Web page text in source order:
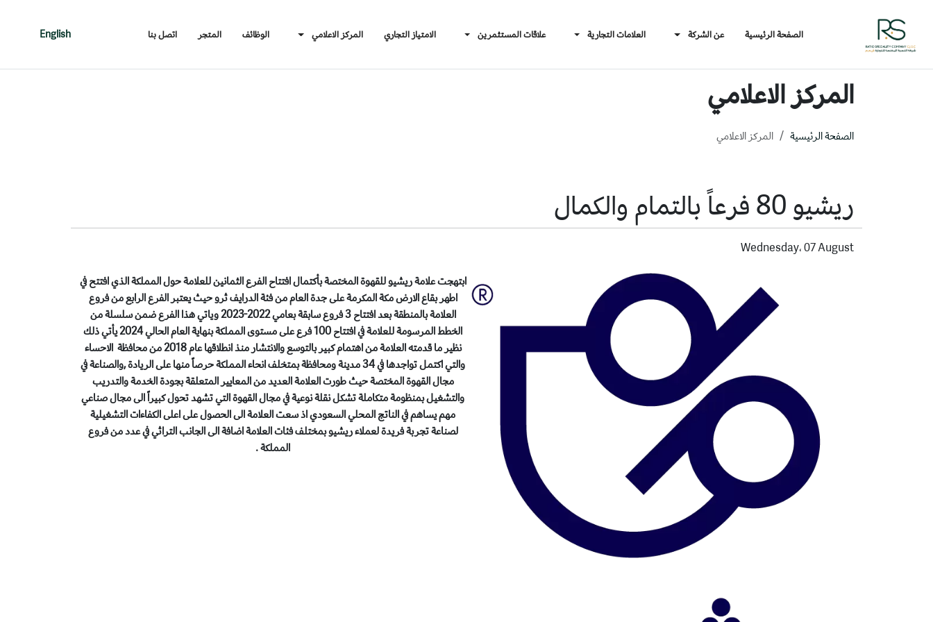
الصفحة الرئيسية عن الشركة العلامات التجارية علاقات المستثمرين الامتياز التجاري المركز الاعلامي الوظائف المتجر اتصل بنا English
المركز الاعلامي
الصفحة الرئيسية المركز الاعلامي
ريشيو 80 فرعاً بالتمام والكمال
Wednesday، 07 August
ابتهجت علامة ريشيو للقهوة المختصة بأكتمال افتتاح الفرع الثمانين للعلامة حول المملكة الذي افتتح في
اطهر بقاع الارض مكة المكرمة على جدة العام من فئة الدرايف ثرو حيث يعتبر الفرع الرابع من فروع
العلامة بالمنطقة بعد افتتاح 3 فروع سابقة بعامي 2022-2023 وياتي هذا الفرع ضمن سلسلة من
الخطط المرسومة للعلامة في افتتاح 100 فرع على مستوى المملكة بنهاية العام الحالي 2024 يأتي ذلك
نظير ما قدمته العلامة من اهتمام كبير بالتوسع والانتشار منذ انطلاقها عام 2018 من محافظة الاحساء
والتي اكتمل تواجدها في 34 مدينة ومحافظة بمتخلف انحاء المملكة حرصاً منها على الريادة ,والصناعة في
مجال القهوة المختصة حيث طورت العلامة العديد من المعايير المتعلقة بجودة الخدمة والتدريب
والتشغيل بمنظومة متكاملة تشكل نقلة نوعية في مجال القهوة التي تشهد تحول كبيراً الى مجال صناعي
مهم يساهم في الناتج المحلي السعودي اذ سعت العلامة الى الحصول على اعلى الكفاءات التشغيلية
لصناعة تجربة فريدة لعملاء ريشيو بمختلف فئات العلامة اضافة الى الجانب التراثي في عدد من فروع
المملكة .